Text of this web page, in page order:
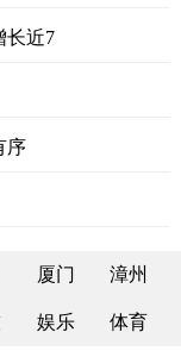
长近7
序
厦门 漳州
娱乐 体育